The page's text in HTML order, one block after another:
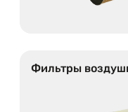
Фильтры